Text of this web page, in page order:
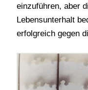
einzuführen, aber
Lebensunterhalt
erfolgreich gegen